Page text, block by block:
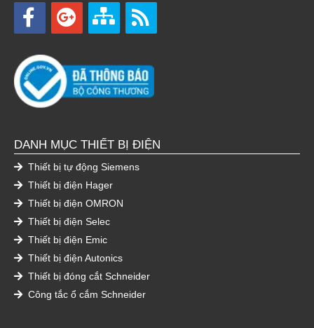
DANH MỤC THIẾT BỊ ĐIỆN
Thiết bị tự động Siemens
Thiết bị điện Hager
Thiết bị điện OMRON
Thiết bị điện Selec
Thiết bị điện Emic
Thiết bị điện Autonics
Thiết bị đóng cắt Schneider
Công tắc ổ cắm Schneider